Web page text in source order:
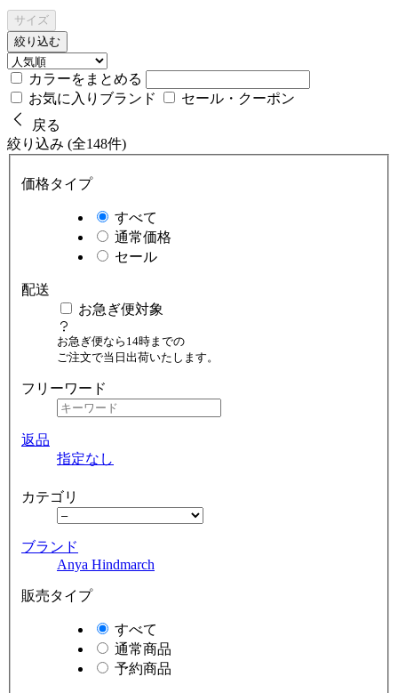
サイズ
絞り込む
カラーをまとめる
お気に入りブランド
セール・クーポン
戻る
絞り込み (全148件)
価格タイプ
すべて
通常価格
セール
配送
お急ぎ便対象
お急ぎ便なら14時までの
ご注文で当日出荷いたします。
フリーワード
返品
指定なし
カテゴリ
ブランド
Anya Hindmarch
販売タイプ
すべて
通常商品
予約商品